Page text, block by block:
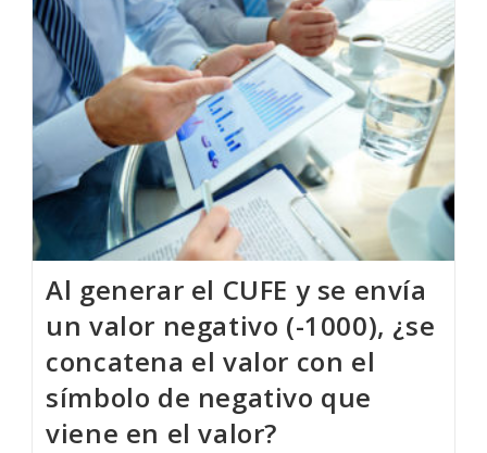
Al generar el CUFE y se envía
un valor negativo (-1000), ¿se
concatena el valor con el
símbolo de negativo que
viene en el valor?